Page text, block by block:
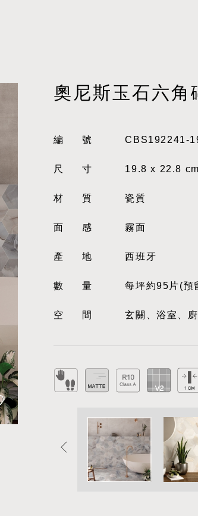
奧尼斯玉石六角
編號 CBS192241-
尺寸 19.8 x 22.8
材質 瓷質
面感 霧面
產地 西班牙
數量 每坪約95片(預
空間 玄關、浴室、